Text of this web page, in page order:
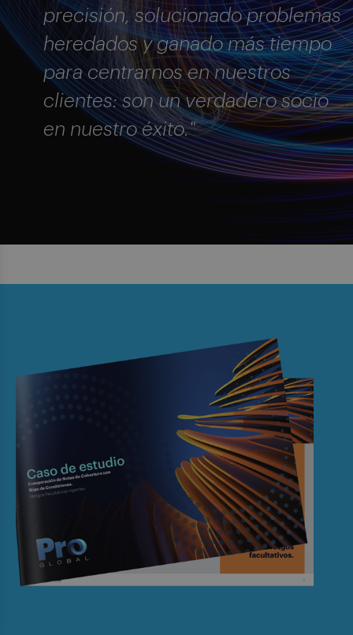
precisión, solucionado problemas
heredados y ganado más tiempo
para centrarnos en nuestros
clientes: son un verdadero socio
en nuestro éxito."